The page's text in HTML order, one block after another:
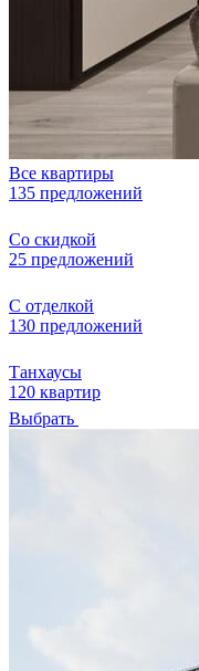
Все квартиры
135 предложений
Со скидкой
25 предложений
С отделкой
130 предложений
Танхаусы
120 квартир
Выбрать